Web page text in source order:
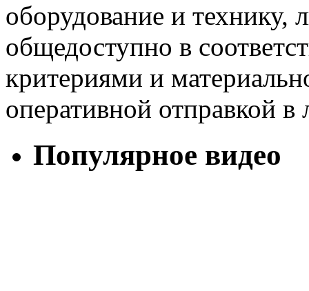
оборудование и
общедоступно в
критериями и
оперативной отправкой
Популярное видео